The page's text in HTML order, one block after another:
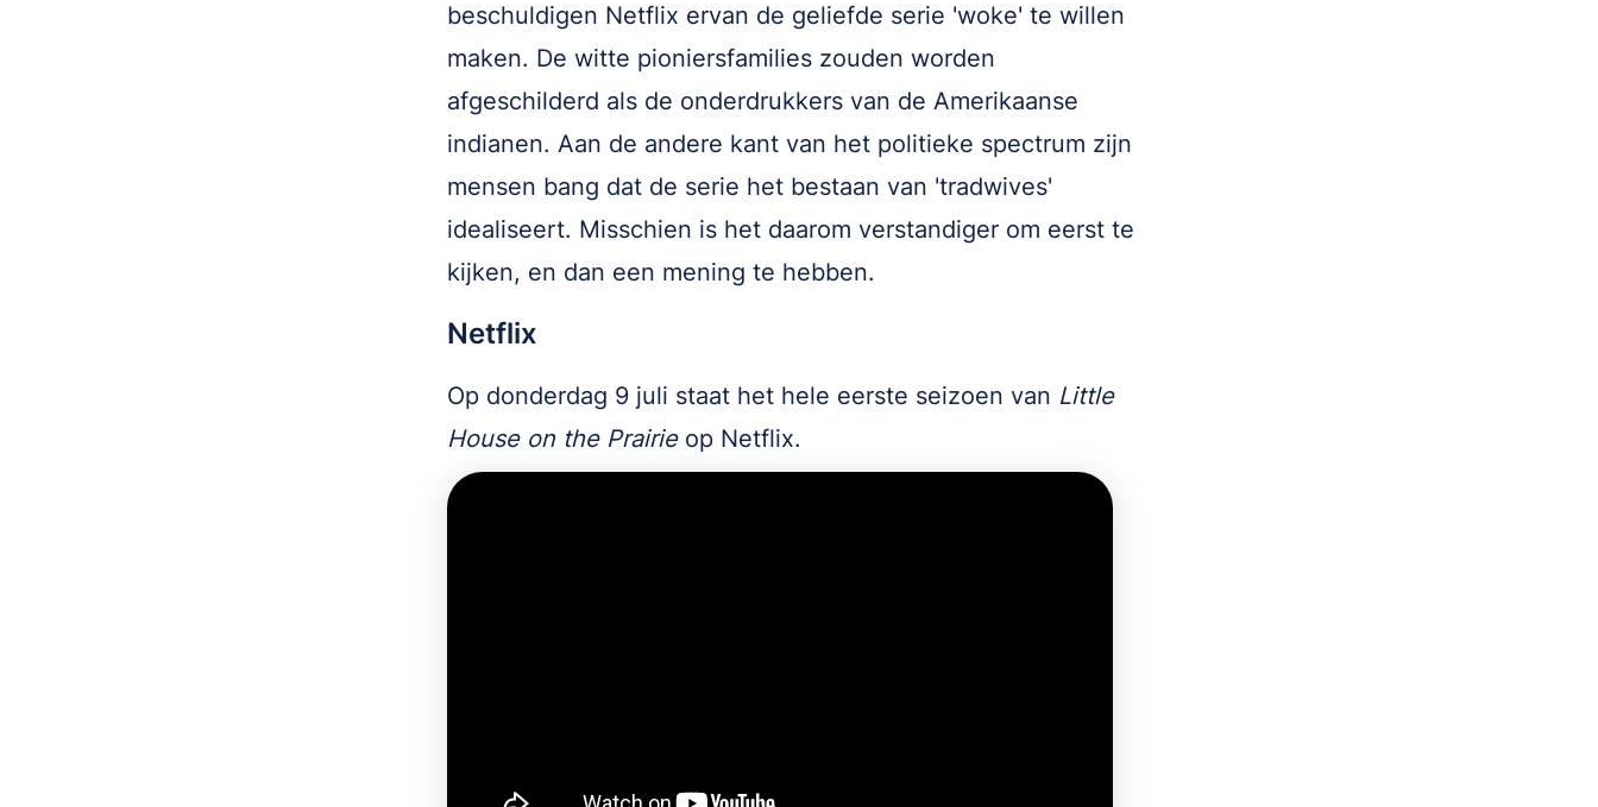
beschuldigen Netflix ervan de geliefde serie 'woke' te willen
maken. De witte pioniersfamilies zouden worden
afgeschilderd als de onderdrukkers van de Amerikaanse
indianen. Aan de andere kant van het politieke spectrum zijn
mensen bang dat de serie het bestaan van 'tradwives'
idealiseert. Misschien is het daarom verstandiger om eerst te
kijken, en dan een mening te hebben.
Netflix
Op donderdag 9 juli staat het hele eerste seizoen van Little
House on the Prairie op Netflix.